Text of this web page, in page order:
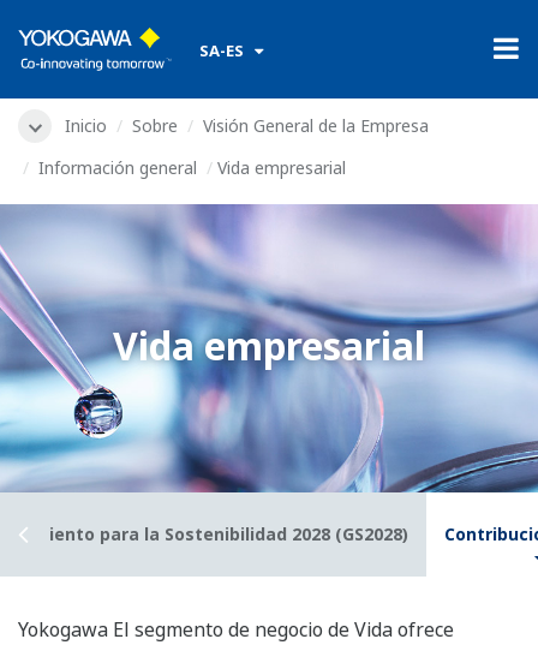
SA-ES
Inicio Sobre
Visión General de la Empresa
Información general
Vida empresarial
Vida empresarial
para la Sostenibilidad 2028 (GS2028)
Yokogawa El segmento de negocio de Vida ofrece